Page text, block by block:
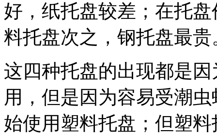
好，纸托盘较差；在托
料托盘次之，钢托盘最贵
这四种托盘的出现都是
用，但是因为容易受潮
始使用塑料托盘；但塑